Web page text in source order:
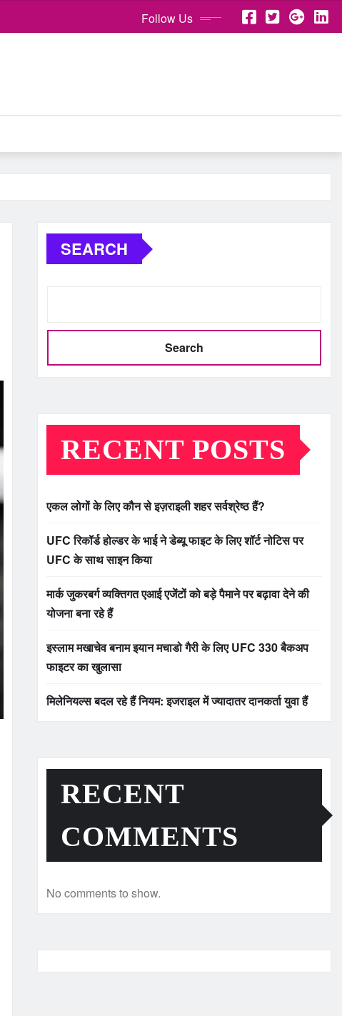
Follow Us
SEARCH
Search
RECENT POSTS
एकल लोगों के लिए कौन से इज़राइली शहर सर्वश्रेष्ठ हैं?
UFC रिकॉर्ड होल्डर के भाई ने डेब्यू फाइट के लिए शॉर्ट नोटिस पर
UFC के साथ साइन किया
मार्क जुकरबर्ग व्यक्तिगत एआई एजेंटों को बड़े पैमाने पर बढ़ावा देने की
योजना बना रहे हैं
इस्लाम मखाचेव बनाम इयान मचाडो गैरी के लिए UFC 330 बैकअप
फाइटर का खुलासा
मिलेनियल्स बदल रहे हैं नियम: इजराइल में ज्यादातर दानकर्ता युवा हैं
RECENT
COMMENTS
No comments to show.